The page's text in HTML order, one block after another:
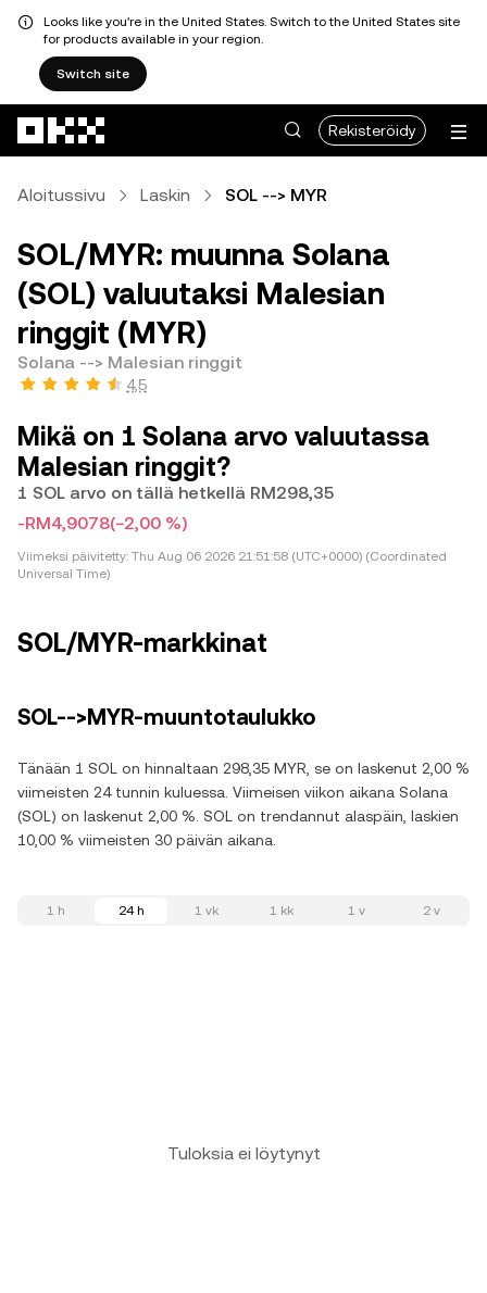
Looks like you're in the United States. Switch to the United States site
for products available in your region.
Switch site
Rekisteröidy
Aloitussivu Laskin SOL --> MYR
SOL/MYR: muunna Solana
(SOL) valuutaksi Malesian
ringgit (MYR)
Solana --> Malesian ringgit
4,5
Mikä on 1 Solana arvo valuutassa
Malesian ringgit?
1 SOL arvo on tällä hetkellä RM298,35
-RM4,9078(−2,00 %)
Viimeksi päivitetty: Thu Aug 06 2026 21:51:58 (UTC+0000) (Coordinated
Universal Time)
SOL/MYR-markkinat
SOL-->MYR-muuntotaulukko
Tänään 1 SOL on hinnaltaan 298,35 MYR, se on laskenut 2,00 %
viimeisten 24 tunnin kuluessa. Viimeisen viikon aikana Solana
(SOL) on laskenut 2,00 %. SOL on trendannut alaspäin, laskien
10,00 % viimeisten 30 päivän aikana.
1 h 24 h 1 vk 1 kk 1 v 2 v
Tuloksia ei löytynyt